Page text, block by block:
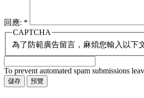
回應: *
CAPTCHA
為了防範廣告留言，麻煩您輸入以下
To prevent automated spam submissions